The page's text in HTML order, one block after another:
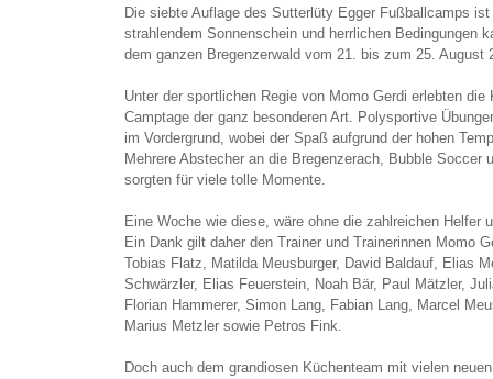
Die siebte Auflage des Sutterlüty Egger Fußballcamps
strahlendem Sonnenschein und herrlichen Bedingungen
dem ganzen Bregenzerwald vom 21. bis zum 25. August
Unter der sportlichen Regie von Momo Gerdi erlebten die
Camptage der ganz besonderen Art. Polysportive
im Vordergrund, wobei der Spaß aufgrund der hohen
Mehrere Abstecher an die Bregenzerach, Bubble Soccer
sorgten für viele tolle Momente.
Eine Woche wie diese, wäre ohne die zahlreichen Helfer
Ein Dank gilt daher den Trainer und Trainerinnen Momo
Tobias Flatz, Matilda Meusburger, David Baldauf, Elias
Schwärzler, Elias Feuerstein, Noah Bär, Paul Mätzler,
Florian Hammerer, Simon Lang, Fabian Lang, Marcel
Marius Metzler sowie Petros Fink.
Doch auch dem grandiosen Küchenteam mit vielen